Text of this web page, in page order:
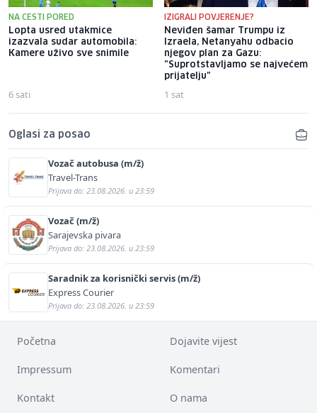
NA CESTI PORED
Lopta usred utakmice
izazvala sudar automobila:
Kamere uživo sve snimile
6 sati
IZIGRALI POVJERENJE?
Neviđen šamar Trumpu iz
Izraela, Netanyahu odbacio
njegov plan za Gazu:
"Suprotstavljamo se najvećem
prijatelju"
1 sat
Oglasi za posao
Vozač autobusa (m/ž)
Travel-Trans
Prijava do: 23.08.2026. u 23:59
Vozač (m/ž)
Sarajevska pivara
Prijava do: 23.08.2026. u 23:59
Saradnik za korisnički servis (m/ž)
Express Courier
Prijava do: 23.08.2026. u 23:59
Početna Dojavite vijest
Impressum Komentari
Kontakt O nama